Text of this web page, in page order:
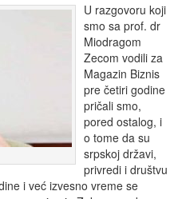
U razgovoru koji
smo sa prof. dr
Miodragom
Zecom vodili za
Magazin Biznis
pre četiri godine
pričali smo,
pored ostalog, i
o tome da su
srpskoj državi,
privredi i društvu
i već izvesno vreme se